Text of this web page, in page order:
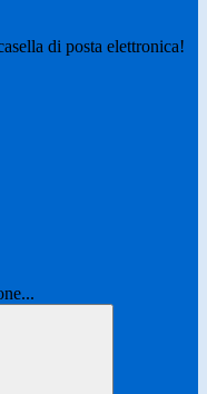
di posta elettronica!